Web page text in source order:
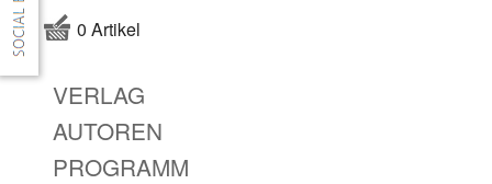
0 Artikel
VERLAG
AUTOREN
PROGRAMM